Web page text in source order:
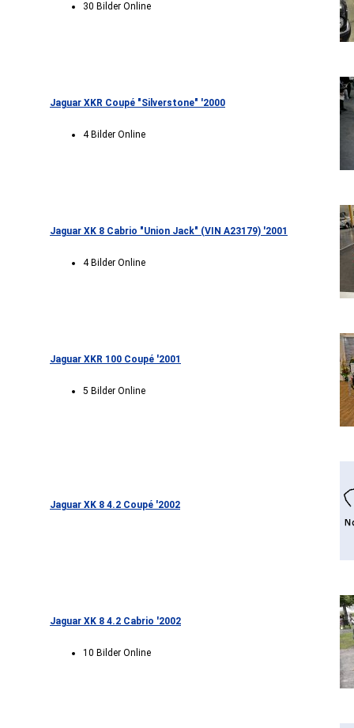
30 Bilder Online
Jaguar XKR Coupé "Silverstone" '2000
4 Bilder Online
Jaguar XK 8 Cabrio "Union Jack" (VIN A23179) '2001
4 Bilder Online
Jaguar XKR 100 Coupé '2001
5 Bilder Online
Jaguar XK 8 4.2 Coupé '2002
Jaguar XK 8 4.2 Cabrio '2002
10 Bilder Online